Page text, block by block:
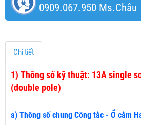
0909.067.950 Ms.Châu
Chi tiết
1) Thông số kỹ thuật: 13A single
(double pole)
a) Thông số chung Công tắc - Ổ cắm